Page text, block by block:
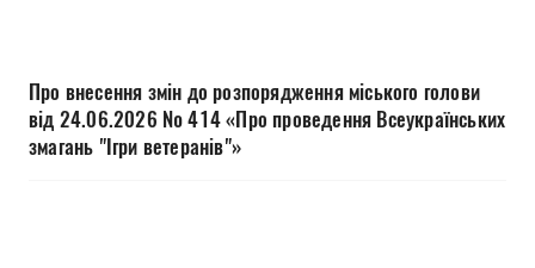
Документи
Про внесення змін до розпорядження міського голови
від 24.06.2026 № 414 «Про проведення Всеукраїнських
змагань "Ігри ветеранів"»